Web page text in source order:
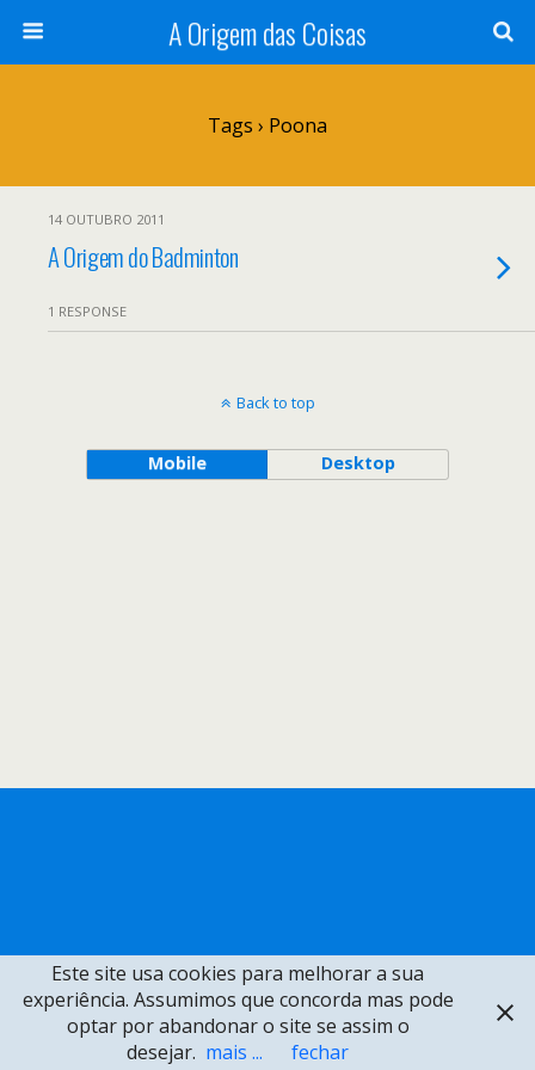
A Origem das Coisas
Tags › Poona
14 OUTUBRO 2011
A Origem do Badminton
1 RESPONSE
Back to top
Mobile Desktop
Este site usa cookies para melhorar a sua
experiência. Assumimos que concorda mas pode
optar por abandonar o site se assim o
desejar. mais ... fechar